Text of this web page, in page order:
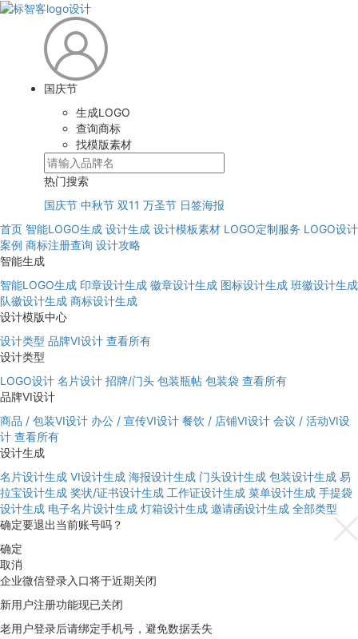
国庆节
生成LOGO
查询商标
找模版素材
热门搜索
国庆节 中秋节 双11 万圣节 日签海报
首页 智能LOGO生成 设计生成 设计模板素材 LOGO定制服务 LOGO设计
案例 商标注册查询 设计攻略
智能生成
智能LOGO生成 印章设计生成 徽章设计生成 图标设计生成 班徽设计生成
队徽设计生成 商标设计生成
设计模版中心
设计类型 品牌VI设计 查看所有
设计类型
LOGO设计 名片设计 招牌/门头 包装瓶帖 包装袋 查看所有
品牌VI设计
商品 / 包装VI设计 办公 / 宣传VI设计 餐饮 / 店铺VI设计 会议 / 活动VI设
计 查看所有
设计生成
名片设计生成 VI设计生成 海报设计生成 门头设计生成 包装设计生成 易
拉宝设计生成 奖状/证书设计生成 工作证设计生成 菜单设计生成 手提袋
设计生成 电子名片设计生成 灯箱设计生成 邀请函设计生成 全部类型
确定要退出当前账号吗？
确定
取消
企业微信登录入口将于近期关闭
新用户注册功能现已关闭
老用户登录后请绑定手机号，避免数据丢失